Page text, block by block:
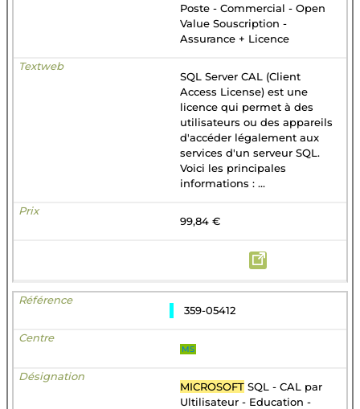
Poste - Commercial - Open
Value Souscription -
Assurance + Licence
SQL Server CAL (Client
Access License) est une
licence qui permet à des
utilisateurs ou des appareils
d'accéder légalement aux
services d'un serveur SQL.
Voici les principales
informations : ...
99,84 €
359-05412
MS
MICROSOFT SQL - CAL par
Ultilisateur - Education -